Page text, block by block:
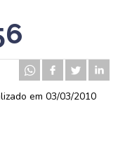
em 03/03/2010